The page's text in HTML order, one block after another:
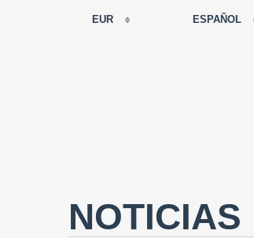
EUR ESPAÑOL
NOTICIAS